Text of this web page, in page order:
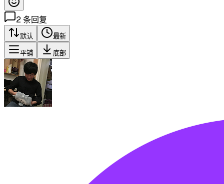
2条回复
默认 最新
平铺 底部